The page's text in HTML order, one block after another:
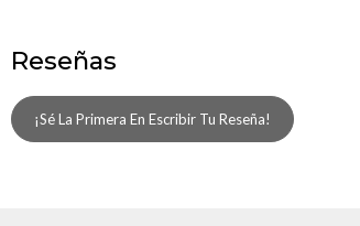
Reseñas
¡Sé La Primera En Escribir Tu Reseña!